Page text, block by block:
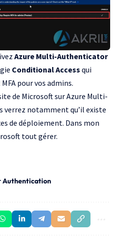
Azure Multi-Authenticator
Conditional Access qui
pour vos admins.
de Microsoft sur Azure Multi-
verrez notamment qu’il existe
de déploiement. Dans mon
tout gérer.
Authentication